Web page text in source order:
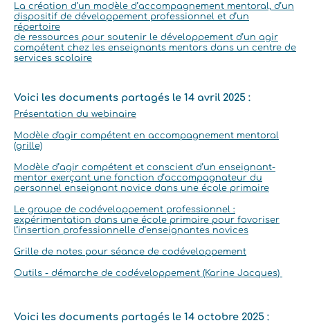
La création d’un modèle d’accompagnement mentoral, d’un
dispositif de développement professionnel et d’un
répertoire
de ressources pour soutenir le développement d’un agir
compétent chez les enseignants mentors dans un centre de
services scolaire
Voici les documents partagés le 14 avril 2025 :
Présentation du webinaire
Modèle d'agir compétent en accompagnement mentoral
(grille)
Modèle d’agir compétent et conscient d’un enseignant-
mentor exerçant une fonction d’accompagnateur du
personnel enseignant novice dans une école primaire
Le groupe de codéveloppement professionnel :
expérimentation dans une école primaire pour favoriser
l’insertion professionnelle d’enseignantes novices
Grille de notes pour séance de codéveloppement
Outils - démarche de codéveloppement (Karine Jacques)
Voici les documents partagés le 14 octobre 2025 :